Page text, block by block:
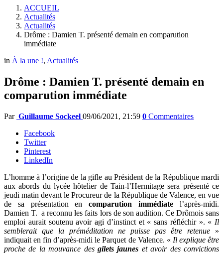
ACCUEIL
Actualités
Actualités
Drôme : Damien T. présenté demain en comparution
immédiate
in À la une !, Actualités
Drôme : Damien T. présenté demain en
comparution immédiate
Par Guillaume Sockeel 09/06/2021, 21:59 0 Commentaires
Facebook
Twitter
Pinterest
LinkedIn
L’homme à l’origine de la gifle au Président de la République mardi
aux abords du lycée hôtelier de Tain-l’Hermitage sera présenté ce
jeudi matin devant le Procureur de la République de Valence, en vue
de sa présentation encomparution immédiate l’après-midi.
Damien T. a reconnu les faits lors de son audition. Ce Drômois sans
emploi aurait soutenu avoir agi d’instinct et « sans réfléchir ». « Il
semblerait que la préméditation ne puisse pas être retenue »
indiquait en fin d’après-midi le Parquet de Valence. « Il explique être
proche de la mouvance des gilets jaunes et avoir des convictions